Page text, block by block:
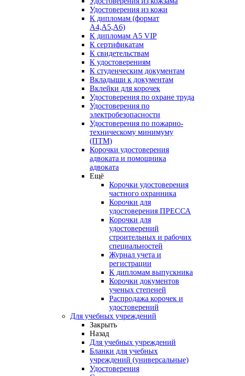
Удостоверения из кожи
К дипломам (формат
А4,А5,А6)
К дипломам А5 VIP
К сертификатам
К свидетельствам
К удостоверениям
К студенческим документам
Вкладыши к документам
Вклейки для корочек
Удостоверения по охране труда
Удостоверения по
электробезопасности
Удостоверения по пожарно-
техническому минимуму
(ПТМ)
Корочки удостоверения
адвоката и помощника
адвоката
Ещё
Корочки удостоверения
частного охранника
Корочки для
удостоверения ПРЕССА
Корочки для
удостоверений
строительных и рабочих
специальностей
Журнал учета и
регистрации
К дипломам выпускника
Корочки документов
ученых степеней
Распродажа корочек и
удостоверений
Для учебных учреждений
Закрыть
Назад
Для учебных учреждений
Бланки для учебных
учреждений (универсальные)
Удостоверения